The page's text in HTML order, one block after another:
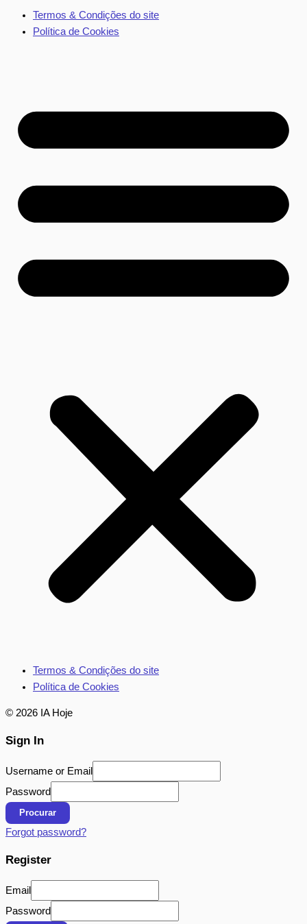
Termos & Condições do site
Política de Cookies
Termos & Condições do site
Política de Cookies
© 2026 IA Hoje
Sign In
Username or Email
Password
Procurar
Forgot password?
Register
Email
Password